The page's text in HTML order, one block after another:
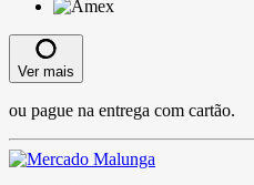
Ver mais
ou pague na entrega com cartão.